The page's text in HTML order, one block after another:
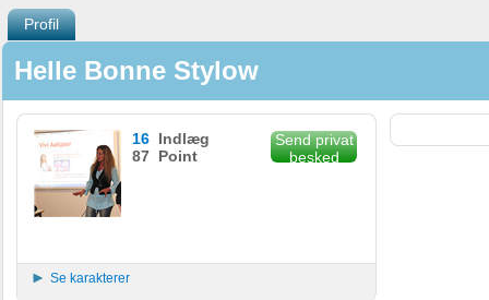
Profil
Helle Bonne Stylow
16 Indlæg
87 Point
Send privat
besked
Se karakterer